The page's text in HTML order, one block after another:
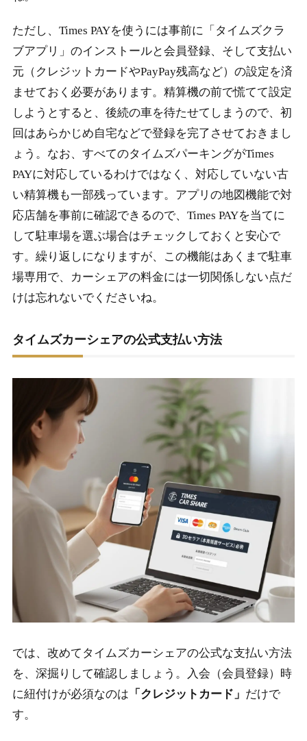
ただし、Times PAYを使うには事前に「タイムズクラ
ブアプリ」のインストールと会員登録、そして支払い
元（クレジットカードやPayPay残高など）の設定を済
ませておく必要があります。精算機の前で慌てて設定
しようとすると、後続の車を待たせてしまうので、初
回はあらかじめ自宅などで登録を完了させておきまし
ょう。なお、すべてのタイムズパーキングがTimes
PAYに対応しているわけではなく、対応していない古
い精算機も一部残っています。アプリの地図機能で対
応店舗を事前に確認できるので、Times PAYを当てに
して駐車場を選ぶ場合はチェックしておくと安心で
す。繰り返しになりますが、この機能はあくまで駐車
場専用で、カーシェアの料金には一切関係しない点だ
けは忘れないでくださいね。
タイムズカーシェアの公式支払い方法
では、改めてタイムズカーシェアの公式な支払い方法
を、深掘りして確認しましょう。入会（会員登録）時
に紐付けが必須なのは 「クレジットカード」 だけで
す。